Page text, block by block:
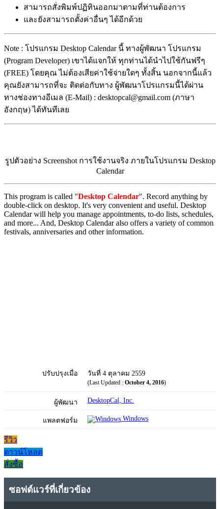
สามารถสั่งพิมพ์ปฏิทินออกมาตามที่ท่านต้องการ
และยังสามารถตั้งค่าอื่นๆ ได้อีกด้วย
Note : โปรแกรม Desktop Calendar นี้ ทางผู้พัฒนา โปรแกรม
(Program Developer) เขาได้แจกให้ ทุกท่านได้นำไปใช้กันฟรีๆ
(FREE) โดยคุณ ไม่ต้องเสียค่าใช้จ่ายใดๆ ทั้งสิ้น นอกจากนี้แล้ว
คุณยังสามารถที่จะ ติดต่อกับทาง ผู้พัฒนาโปรแกรมนี้ได้ผ่าน
ทางช่องทางอีเมล (E-Mail) : desktopcal@gmail.com (ภาษา
อังกฤษ) ได้ทันทีเลย
รูปตัวอย่าง Screenshot การใช้งานจริง ภายในโปรแกรม Desktop
Calendar
This program is called "Desktop Calendar". Record anything by
double-click on desktop. It's very convenient and useful. Desktop
Calendar will help you manage appointments, to-do lists, schedules,
and more... And, Desktop Calendar also offers a variety of common
festivals, anniversaries and other information.
ปรับปรุงเมื่อ วันที่ 4 ตุลาคม 2559
(Last Updated : October 4, 2016)
ผู้พัฒนา DesktopCal, Inc.
แพลตฟอร์ม Windows
รีวิว
ดาวน์โหลด
สั่งซื้อ
ซอฟต์แวร์ที่เกี่ยวข้อง